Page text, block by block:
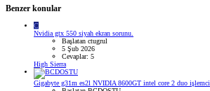
Benzer konular
C
Nvidia gtx 550 siyah ekran sorunu.
Başlatan ctugrul
5 Şub 2026
Cevaplar: 5
High Sierra
Gigabyte g31m es2l NVIDIA 8600GT intel core 2 duo işlemci